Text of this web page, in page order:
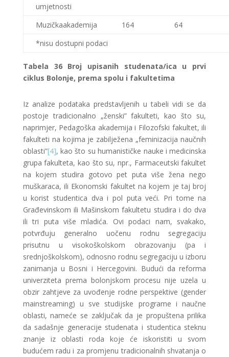
umjetnosti
Muzičkaakademija 164
64
*nisu dostupni podaci
Tabela 36 Broj upisanih studenata/ica u prvi
ciklus Bolonje, prema spolu i fakultetima
Iz analize podataka predstavljenih u tabeli vidi se da
postoje tradicionalno „ženski” fakulteti, kao što su,
naprimjer, Pedagoška akademija i Filozofski fakultet, ili
fakulteti na kojima je zabilježena „feminizacija naučnih
oblasti”[4], kao što su humanističke nauke i medicinska
grupa fakulteta, kao što su, npr., Farmaceutski fakultet
na kojem studira gotovo pet puta više žena nego
muškaraca, ili Ekonomski fakultet na kojem je taj broj
u korist studentica dva i pol puta veći. Pri tome na
Građevinskom ili Mašinskom fakultetu studira i do dva
ili tri puta više mladića. Ovi podaci nam, svakako,
potvrđuju generalno uočenu rodnu segregaciju
prisutnu u visokoškolskom obrazovanju (pa i
srednjoškolskom), odnosno rodnu segregaciju u izboru
zanimanja u Bosni i Hercegovini. Budući da reforma
univerziteta prema bolonjskom procesu nije uzela u
obzir zahtjeve za uvođenje rodne perspektive (gender
mainstreaming) u sve studijske programe i naučne
oblasti, nameće se zaključak da je propuštena prilika
da sadašnje generacije studenata i studentica steknu
znanje iz oblasti roda koje će iskoristiti u svom
budućem radu i za promjenu tradicionalnih shvatanja o